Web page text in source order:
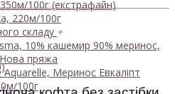
100г (екстрафайн)
220м/100г
складу +
10% кашемир 90% меринос,
Нова пряжа
Меринос Евкаліпт
100г